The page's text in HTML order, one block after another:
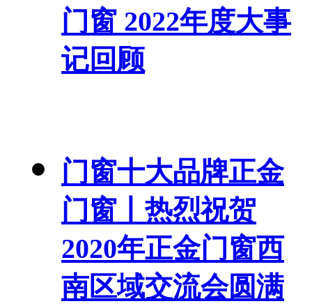
门窗 2022年度大事
记回顾
门窗十大品牌正金
门窗丨热烈祝贺
2020年正金门窗西
南区域交流会圆满